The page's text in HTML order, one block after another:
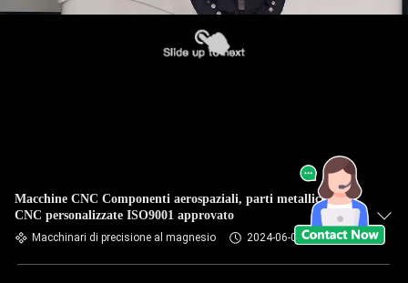
Macchine CNC Componenti aerospaziali, parti metalliche
CNC personalizzate ISO9001 approvato
Macchinari di precisione al magnesio 2024-06-03